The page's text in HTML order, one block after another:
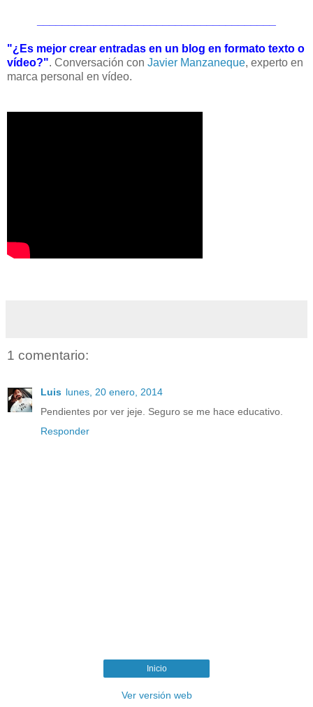
"¿Es mejor crear entradas en un blog en formato texto o
vídeo?". Conversación con Javier Manzaneque, experto en
marca personal en vídeo.
1 comentario:
Luis lunes, 20 enero, 2014
Pendientes por ver jeje. Seguro se me hace educativo.
Responder
Inicio
Ver versión web